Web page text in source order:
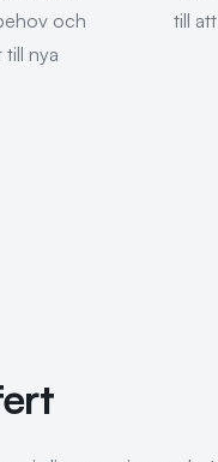
och
nya
till